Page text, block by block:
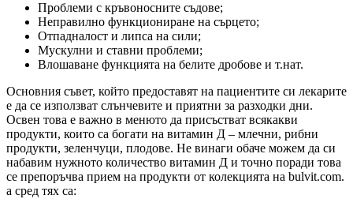
Проблеми с кръвоносните съдове;
Неправилно функциониране на сърцето;
Отпадналост и липса на сили;
Мускулни и ставни проблеми;
Влошаване функцията на белите дробове и т.нат.
Основния съвет, който предоставят на пациентите си лекарите
е да се използват слънчевите и приятни за разходки дни.
Освен това е важно в менюто да присъстват всякакви
продукти, които са богати на витамин Д – млечни, рибни
продукти, зеленчуци, плодове. Не винаги обаче можем да си
набавим нужното количество витамин Д и точно поради това
се препоръчва прием на продукти от колекцията на bulvit.com.
а сред тях са: